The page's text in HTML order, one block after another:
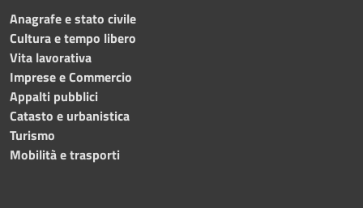
Anagrafe e stato civile
Cultura e tempo libero
Vita lavorativa
Imprese e Commercio
Appalti pubblici
Catasto e urbanistica
Turismo
Mobilità e trasporti